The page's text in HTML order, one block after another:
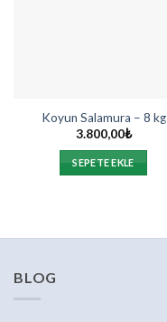
Koyun Salamura – 8 kg
3.800,00₺
SEPETE EKLE
BLOG